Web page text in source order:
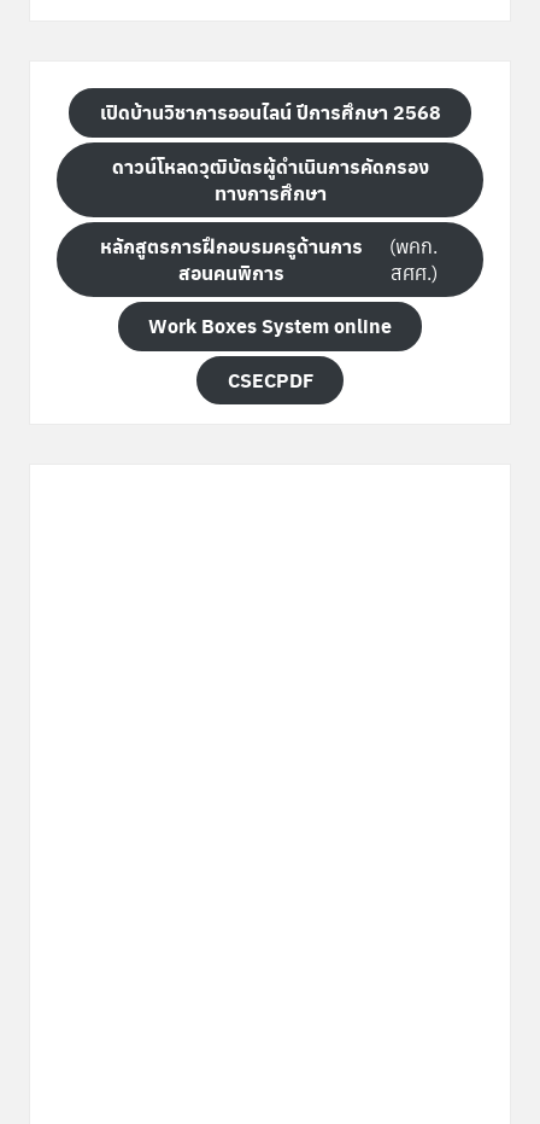
เปิดบ้านวิชาการออนไลน์ ปีการศึกษา 2568
ดาวน์โหลดวุฒิบัตรผู้ดำเนินการคัดกรอง
ทางการศึกษา
หลักสูตรการฝึกอบรมครูด้านการ
สอนคนพิการ
(พคก.
สศศ.)
Work Boxes System online
CSECPDF